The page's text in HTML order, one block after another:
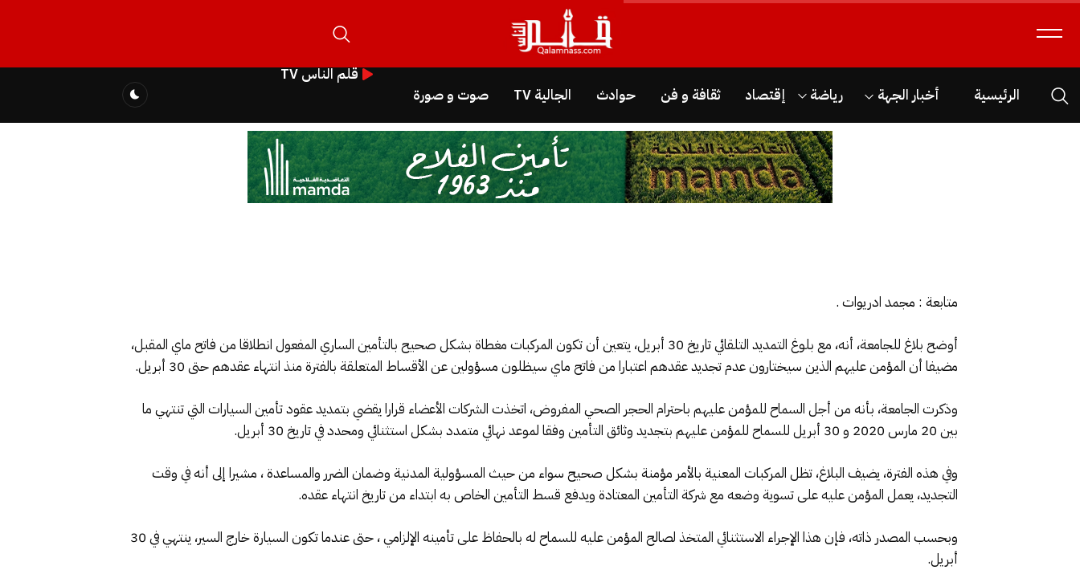
الرئيسية أخبار الجهة رياضة إقتصاد ثقافة و فن حوادث الجالية TV صوت و صورة
قلم الناس TV
متابعة : مجمد ادريوات .
أوضح بلاغ للجامعة، أنه، مع بلوغ التمديد التلقائي تاريخ 30 أبريل، يتعين أن تكون المركبات مغطاة بشكل صحيح بالتأمين الساري المفعول انطلاقا من فاتح ماي المقبل،
مضيفا أن المؤمن عليهم الذين سيختارون عدم تجديد عقدهم اعتبارا من فاتح ماي سيظلون مسؤولين عن الأقساط المتعلقة بالفترة منذ انتهاء عقدهم حتى 30 أبريل.
وذكرت الجامعة، بأنه من أجل السماح للمؤمن عليهم باحترام الحجر الصحي المفروض، اتخذت الشركات الأعضاء قرارا يقضي بتمديد عقود تأمين السيارات التي تنتهي ما
بين 20 مارس 2020 و 30 أبريل للسماح للمؤمن عليهم بتجديد وثائق التأمين وفقا لموعد نهائي متمدد بشكل استثنائي ومحدد في تاريخ 30 أبريل.
وفي هذه الفترة، يضيف البلاغ، تظل المركبات المعنية بالأمر مؤمنة بشكل صحيح سواء من حيث المسؤولية المدنية وضمان الضرر والمساعدة ، مشيرا إلى أنه في وقت
التجديد، يعمل المؤمن عليه على تسوية وضعه مع شركة التأمين المعتادة ويدفع قسط التأمين الخاص به ابتداء من تاريخ انتهاء عقده.
وبحسب المصدر ذاته، فإن هذا الإجراء الاستثنائي المتخذ لصالح المؤمن عليه للسماح له بالحفاظ على تأمينه الإلزامي ، حتى عندما تكون السيارة خارج السير، ينتهي في 30
أبريل.